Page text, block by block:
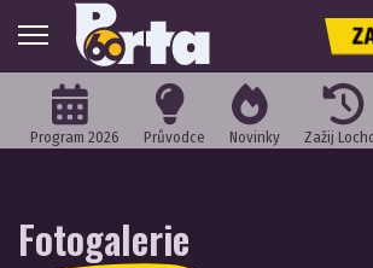
Program 2026 Průvodce Novinky Zažij
Fotogalerie